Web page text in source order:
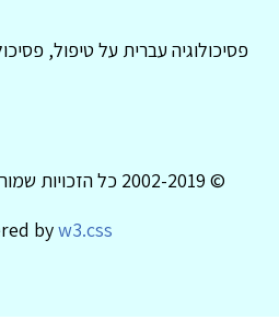
פסיכולוגיה עברית על טיפול,
© 2002-2019 כל הזכויות שמורות לפסיכולוגיה עברית
byw3.css